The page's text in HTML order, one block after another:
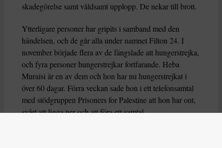
skadegörelse samt våldsamt upplopp. De nekar till brott.
Ytterligare personer har gripits i samband med den
händelsen, och de går alla under namnet Filton 24. I
november började flera av de fängslade att hungerstrejka,
och fyra personer hungerstrejkar fortfarande. Heba
Muraisi är en av dem och hon har nu hungerstrejkat i
över 60 dagar. Förra veckan sade hon i ett telefonsamtal
med stödgruppen Prisoners for Palestine att hon har ont,
svårt att ligga ner och att föra ett samtal.